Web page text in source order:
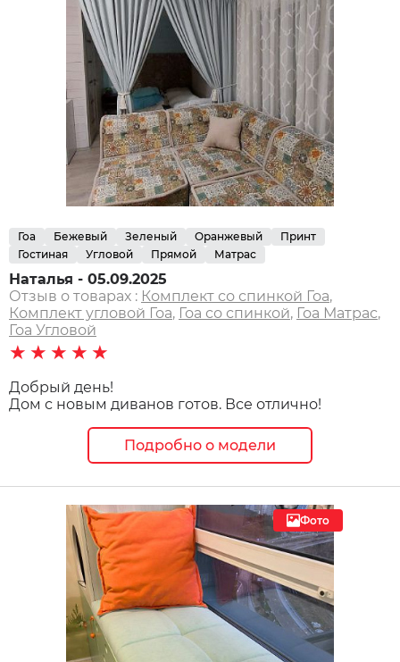
Гоа Бежевый Зеленый Оранжевый
Принт
Гостиная
Угловой Прямой Матрас
Наталья - 05.09.2025
Отзыв о товарах : Комплект со спинкой Гоа,
Комплект угловой Гоа, Гоа со спинкой, Гоа Матрас,
Гоа Угловой
★★★★★
Добрый день!
Дом с новым диванов готов. Все отлично!
Подробно о модели
Фото